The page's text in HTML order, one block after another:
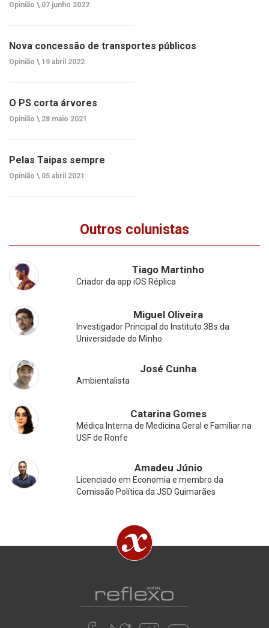
Opinião \ 07 junho 2022
Nova concessão de transportes públicos
Opinião \ 19 abril 2022
O PS corta árvores
Opinião \ 28 maio 2021
Pelas Taipas sempre
Opinião \ 05 abril 2021
Outros colunistas
Tiago Martinho
Criador da app iOS Réplica
Miguel Oliveira
Investigador Principal do Instituto 3Bs da
Universidade do Minho
José Cunha
Ambientalista
Catarina Gomes
Médica Interna de Medicina Geral e Familiar na
USF de Ronfe
Amadeu Júnio
Licenciado em Economia e membro da
Comissão Política da JSD Guimarães